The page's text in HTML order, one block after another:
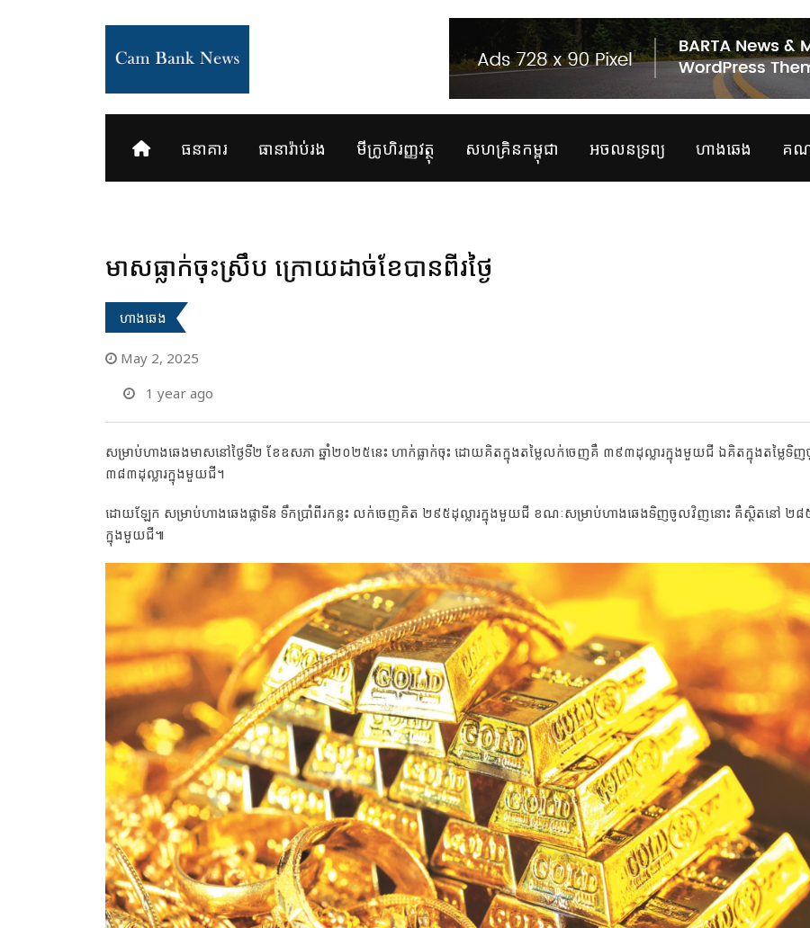
ធនាគារ ធានារ៉ាប់រង មីក្រូហិរញ្ញវត្ថុ សហគ្រិនកម្ពុជា អចលនទ្រព្យ ហាងឆេង គណ
មាសធ្លាក់ចុះស្រឹប ក្រោយដាច់ខែបានពីរថ្ងៃ
ហាងឆេង
May 2, 2025
1 year ago
សម្រាប់ហាងឆេងមាសនៅថ្ងៃទី២ ខែឧសភា ឆ្នាំ២០២៥នេះ ហាក់ធ្លាក់ចុះ ដោយគិតក្នុងតម្លៃលក់ចេញគឺ ៣៩៣ដុល្លារក្នុងមួយជី ឯគិតក្នុងតម្លៃទិ
៣៨៣ដុល្លារក្នុងមួយជី។
ដោយឡែក សម្រាប់ហាងឆេងផ្លាទីន ទឹកប្រាំពីរកន្លះ លក់ចេញគិត ២៩៥ដុល្លារក្នុងមួយជី ខណៈសម្រាប់ហាងឆេងទិញចូលវិញនោះ គឺស្ថិតនៅ ២៨៥
ក្នុងមួយជី៕